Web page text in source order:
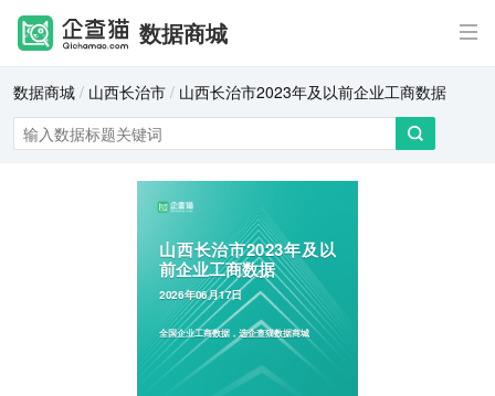
数据商城
数据商城 / 山西长治市 / 山西长治市2023年及以前企业工商数据
山西长治市2023年及以
前企业工商数据
2026年06月17日
全国企业工商数据，选企查猫数据商城